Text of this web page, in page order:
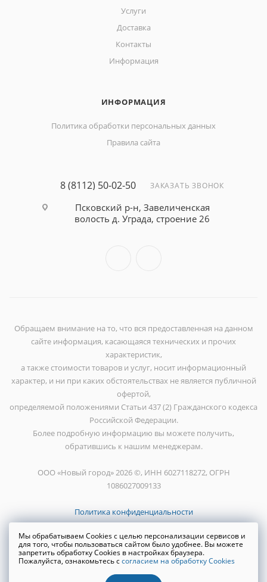
Услуги
Доставка
Контакты
Информация
ИНФОРМАЦИЯ
Политика обработки персональных данных
Правила сайта
8 (8112) 50-02-50 ЗАКАЗАТЬ ЗВОНОК
Псковский р-н, Завеличенская
волость д. Уграда, строение 26
Обращаем внимание на то, что вся предоставленная на данном
сайте информация, касающаяся технических и прочих
характеристик,
а также стоимости товаров и услуг, носит информационный
характер, и ни при каких обстоятельствах не является публичной
офертой,
определяемой положениями Статьи 437 (2) Гражданского кодекса
Российской Федерации.
Более подробную информацию вы можете получить,
обратившись к нашим менеджерам.
ООО «Новый город» 2026 ©, ИНН 6027118272, ОГРН
1086027009133
Политика конфиденциальности
Создание сайта WRP
Мы обрабатываем Cookies с целью персонализации сервисов и
для того, чтобы пользоваться сайтом было удобнее. Вы можете
запретить обработку Cookies в настройках браузера.
Пожалуйста, ознакомьтесь ссогласием на обработку Cookies